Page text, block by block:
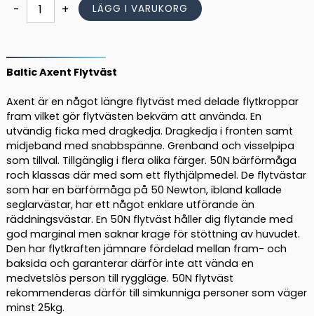
-
Axent
mängd
+ LÄGG I VARUKORG
Baltic Axent Flytväst
Axent är en något längre flytväst med delade flytkroppar
fram vilket gör flytvästen bekväm att använda. En
utvändig ficka med dragkedja. Dragkedja i fronten samt
midjeband med snabbspänne. Grenband och visselpipa
som tillval. Tillgänglig i flera olika färger. 50N bärförmåga
roch klassas där med som ett flythjälpmedel. De flytvästar
som har en bärförmåga på 50 Newton, ibland kallade
seglarvästar, har ett något enklare utförande än
räddningsvästar. En 50N flytväst håller dig flytande med
god marginal men saknar krage för stöttning av huvudet.
Den har flytkraften jämnare fördelad mellan fram- och
baksida och garanterar därför inte att vända en
medvetslös person till ryggläge. 50N flytväst
rekommenderas därför till simkunniga personer som väger
minst 25kg.